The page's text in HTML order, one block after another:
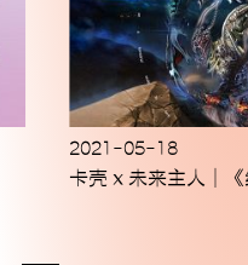
2021-05-18
卡壳 x 未来主人｜